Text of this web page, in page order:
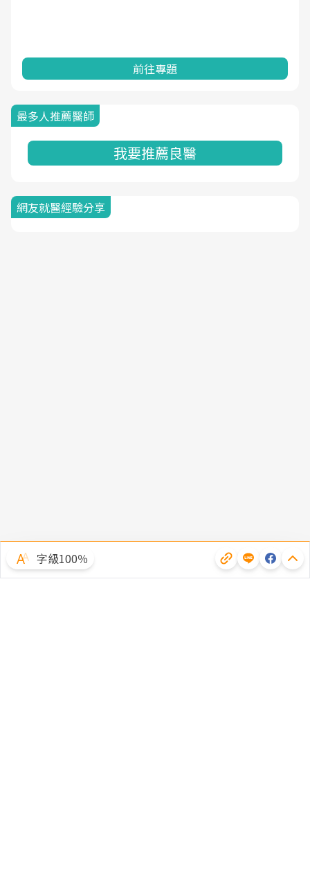
前往專題
最多人推薦醫師
我要推薦良醫
網友就醫經驗分享
字級100％